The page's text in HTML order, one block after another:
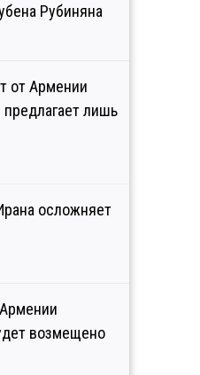
Рубиняна
от Армении
лишь
осложняет
возмещено